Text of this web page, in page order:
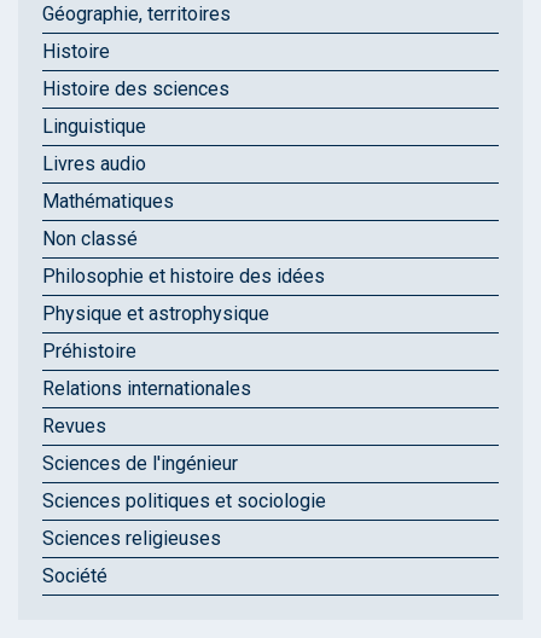
Géographie, territoires
Histoire
Histoire des sciences
Linguistique
Livres audio
Mathématiques
Non classé
Philosophie et histoire des idées
Physique et astrophysique
Préhistoire
Relations internationales
Revues
Sciences de l'ingénieur
Sciences politiques et sociologie
Sciences religieuses
Société